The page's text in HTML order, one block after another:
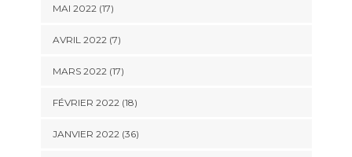
MAI 2022 (17)
AVRIL 2022 (7)
MARS 2022 (17)
FÉVRIER 2022 (18)
JANVIER 2022 (36)